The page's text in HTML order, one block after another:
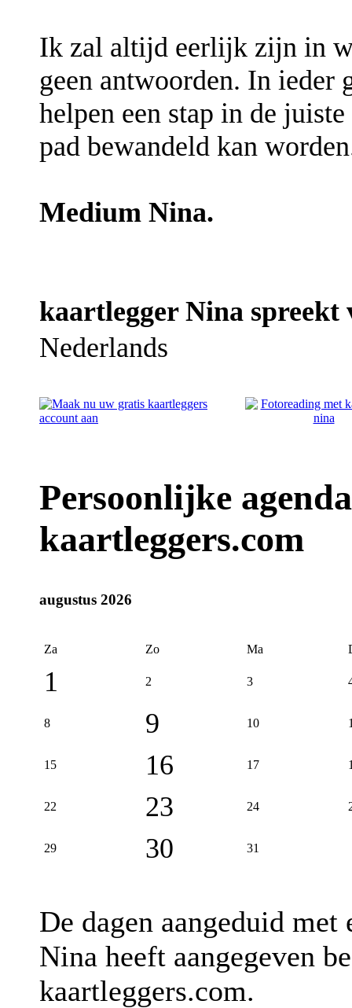
Ik zal altijd eerlijk zijn in
geen antwoorden. In ieder
helpen een stap in de
pad bewandeld kan
Medium Nina.
kaartlegger Nina spreekt
Nederlands
Persoonlijke
kaartleggers.com
augustus 2026
Za Zo Ma
1 2 3
8 9 10
15 16 17
22 23 24
29 30 31
De dagen aangeduid met
Nina heeft aangegeven
kaartleggers.com.